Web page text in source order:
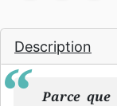
Description
Parce